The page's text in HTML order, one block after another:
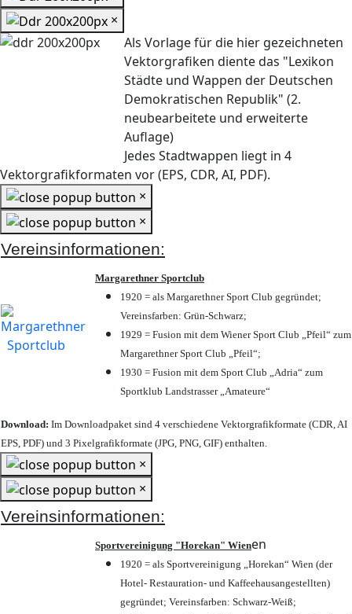
×
Als Vorlage für die hier gezeichneten
Vektorgrafiken diente das "Lexikon
Städte und Wappen der Deutschen
Demokratischen Republik" (2.
neubearbeitete und erweiterte
Auflage)
Jedes Stadtwappen liegt in 4
Vektorgrafikformaten vor (EPS, CDR, AI, PDF).
×
×
Vereinsinformationen:
Margarethner Sportclub
1920 = als Margarethner Sport Club gegründet;
Vereinsfarben: Grün-Schwarz;
1929 = Fusion mit dem Wiener Sport Club „Pfeil“ zum
Margarethner Sport Club „Pfeil“;
1930 = Fusion mit dem Sport Club „Adria“ zum
Sportklub Landstrasser „Amateure“
Download: Im Downloadpaket sind 4 verschiedene Vektorgrafikformate (CDR, AI
EPS, PDF) und 3 Pixelgrafikformate (JPG, PNG, GIF) enthalten.
×
×
Vereinsinformationen:
Sportvereinigung "Horekan" Wienen
1920 = als Sportvereinigung „Horekan“ Wien (der
Hotel- Restauration- und Kaffeehausangestellten)
gegründet; Vereinsfarben: Schwarz-Weiß;